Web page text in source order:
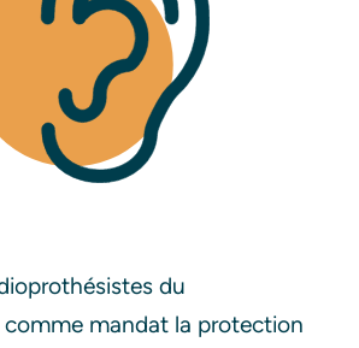
du
mandat la protection